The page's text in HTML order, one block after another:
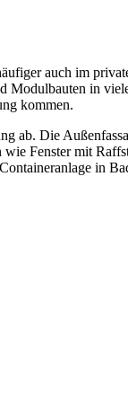
auch im
Modulbauten in
kommen.
ab. Die
wie Fenster mit
in